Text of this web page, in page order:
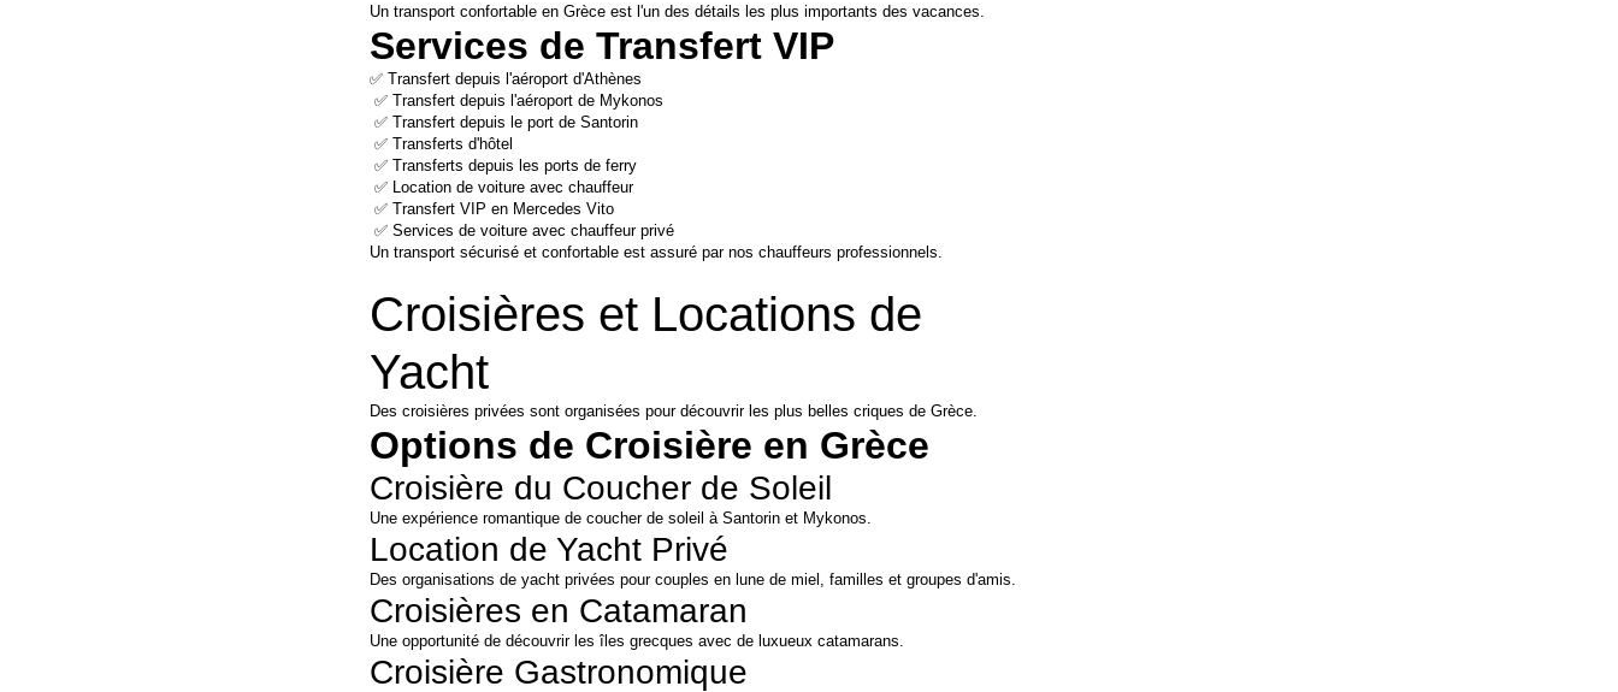
Un transport confortable en Grèce est l'un des détails les plus importants des vacances.
Services de Transfert VIP
✅ Transfert depuis l'aéroport d'Athènes
✅ Transfert depuis l'aéroport de Mykonos
✅ Transfert depuis le port de Santorin
✅ Transferts d'hôtel
✅ Transferts depuis les ports de ferry
✅ Location de voiture avec chauffeur
✅ Transfert VIP en Mercedes Vito
✅ Services de voiture avec chauffeur privé
Un transport sécurisé et confortable est assuré par nos chauffeurs professionnels.
Croisières et Locations de
Yacht
Des croisières privées sont organisées pour découvrir les plus belles criques de Grèce.
Options de Croisière en Grèce
Croisière du Coucher de Soleil
Une expérience romantique de coucher de soleil à Santorin et Mykonos.
Location de Yacht Privé
Des organisations de yacht privées pour couples en lune de miel, familles et groupes d'amis.
Croisières en Catamaran
Une opportunité de découvrir les îles grecques avec de luxueux catamarans.
Croisière Gastronomique